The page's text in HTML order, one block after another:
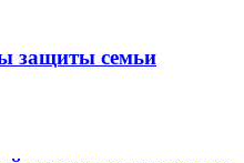
защиты семьи